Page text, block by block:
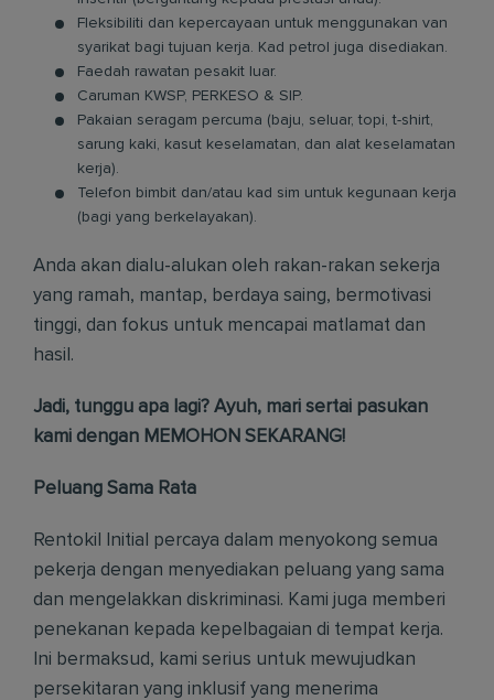
Fleksibiliti dan kepercayaan untuk menggunakan van
syarikat bagi tujuan kerja. Kad petrol juga disediakan.
Faedah rawatan pesakit luar.
Caruman KWSP, PERKESO & SIP.
Pakaian seragam percuma (baju, seluar, topi, t-shirt,
sarung kaki, kasut keselamatan, dan alat keselamatan
kerja).
Telefon bimbit dan/atau kad sim untuk kegunaan kerja
(bagi yang berkelayakan).
Anda akan dialu-alukan oleh rakan-rakan sekerja
yang ramah, mantap, berdaya saing, bermotivasi
tinggi, dan fokus untuk mencapai matlamat dan
hasil.
Jadi, tunggu apa lagi? Ayuh, mari sertai pasukan
kami dengan MEMOHON SEKARANG!
Peluang Sama Rata
Rentokil Initial percaya dalam menyokong semua
pekerja dengan menyediakan peluang yang sama
dan mengelakkan diskriminasi. Kami juga memberi
penekanan kepada kepelbagaian di tempat kerja.
Ini bermaksud, kami serius untuk mewujudkan
persekitaran yang inklusif yang menerima